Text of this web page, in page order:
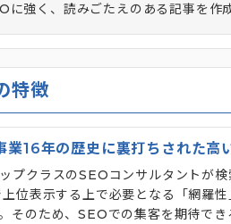
に強く、読みごたえのある記事を作
特徴
業16年の歴史に裏打ちされた高
プクラスのSEOコンサルタントが検
位表示する上で必要となる「網羅
そのため、SEOでの集客を期待でき